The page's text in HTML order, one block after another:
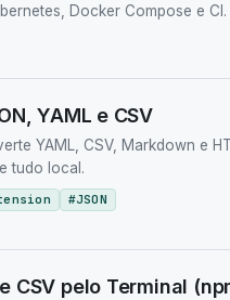
Docker Compose e CI.
YAML e CSV
YAML, CSV, Markdown e
tudo local.
#JSON
CSV pelo Terminal